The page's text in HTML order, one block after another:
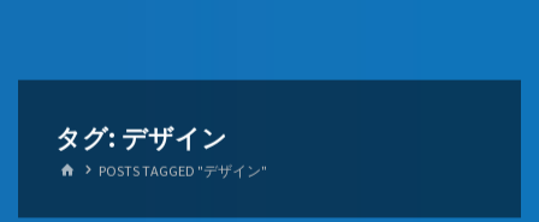
タグ: デザイン
HOMEPOSTS TAGGED "デザイン"